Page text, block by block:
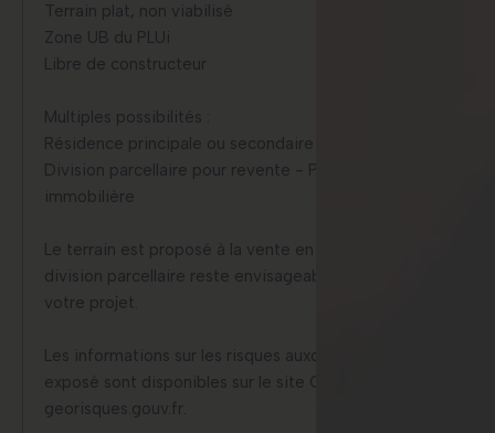
Terrain plat, non viabilisé
Zone UB du PLUi
Libre de constructeur
Multiples possibilités :
Résidence principale ou secondaire - Projet bi-famille -
Division parcellaire pour revente - Promotion
immobilière
Le terrain est proposé à la vente en un seul lot, mais une
division parcellaire reste envisageable selon la nature de
votre projet.
Les informations sur les risques auxquels ce bien est
exposé sont disponibles sur le site Géorisques :
georisques.gouv.fr.